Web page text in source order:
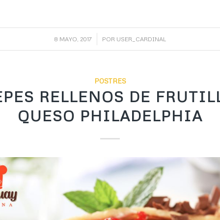
8 MAYO, 2017
/ POR USER_CARDINAL
POSTRES
RELLENOS DE
QUESO PHILADELPHIA